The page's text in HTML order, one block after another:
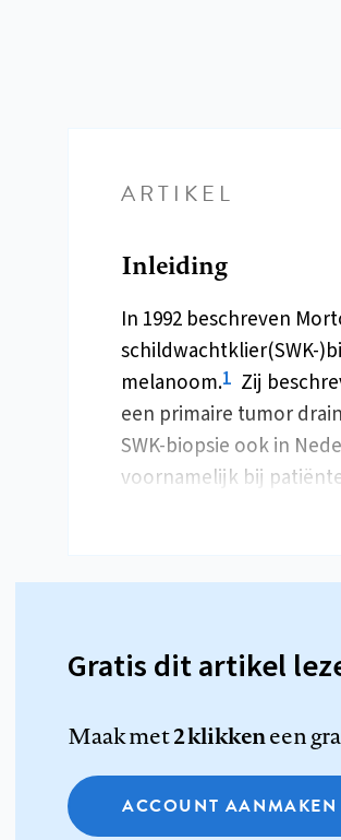
ARTIKEL
Inleiding
In 1992 beschreven
schildwachtklier(SWK-
melanoom.1 Zij
een primaire tumor
SWK-biopsie ook in
voornamelijk bij
Gratis dit artikel
Maak met2 klikkeneen
ACCOUNT AANMAKEN